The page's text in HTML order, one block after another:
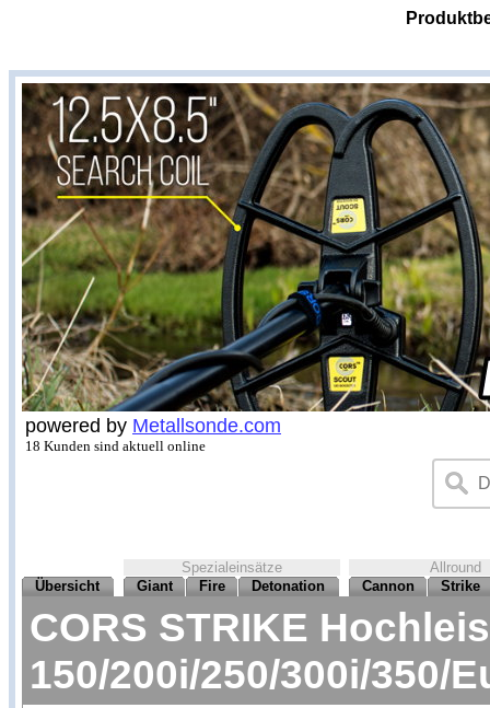
powered by Metallsonde.com
18 Kunden sind aktuell online
Spezialeinsätze
Allround
Übersicht
Giant Fire Detonation Cannon Strike
CORS STRIKE
150/200i/250/300i/350/